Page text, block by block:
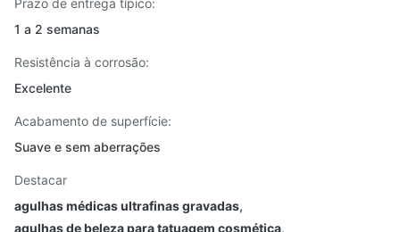
Prazo de entrega típico:
1 a 2 semanas
Resistência à corrosão:
Excelente
Acabamento de superfície:
Suave e sem aberrações
Destacar
agulhas médicas ultrafinas gravadas,
agulhas de beleza para tatuagem cosmética,